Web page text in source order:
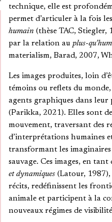
technique, elle est
permet d’articuler à la fois
humain (thèse TAC, Stiegler,
par la relation au plus-
materialism, Barad, 2007,
Les images produites, loin
témoins ou reflets du
agents graphiques dans
(Parikka, 2021). Elles sont
mouvement, traversant des
d’interprétations humaines
transformant les
sauvage. Ces images, en tant
et dynamiques (Latour,
récits, redéfinissent les
animale et participent à la
nouveaux régimes de